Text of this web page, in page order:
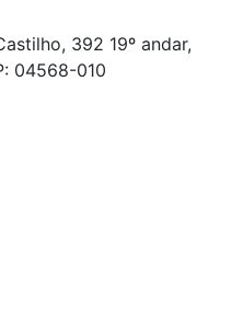
392 19º andar,
04568-010